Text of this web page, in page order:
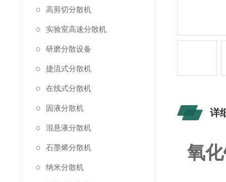
高剪切分散机
实验室高速分散机
研磨分散设备
捷流式分散机
在线式分散机
固液分散机
混悬液分散机
石墨烯分散机
纳米分散机
详
氧